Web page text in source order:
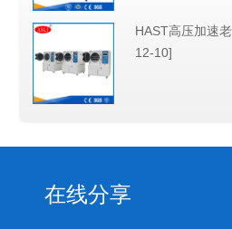
HAST高压加速
12-10]
在线分享